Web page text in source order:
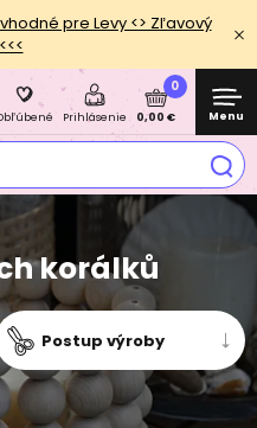
pre Levy <> Zľavový
Prihlásenie
0
0,00 € Menu
korálků
Postup výroby